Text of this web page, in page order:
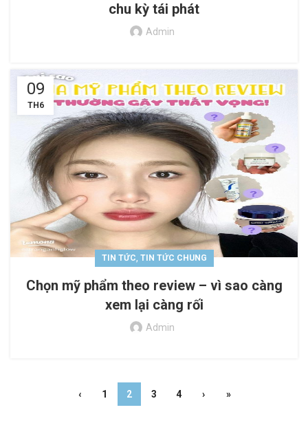
chu kỳ tái phát
Admin
09
TH6
TIN TỨC, TIN TỨC CHUNG
Chọn mỹ phẩm theo review – vì sao càng
xem lại càng rối
Admin
‹ 1 2 3 4 › »